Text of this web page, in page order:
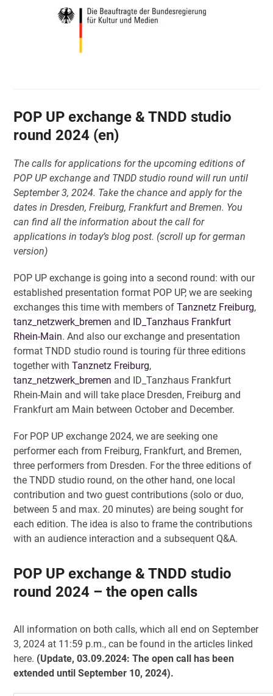
POP UP exchange & TNDD studio
round 2024 (en)
The calls for applications for the upcoming editions of
POP UP exchange and TNDD studio round will run until
September 3, 2024. Take the chance and apply for the
dates in Dresden, Freiburg, Frankfurt and Bremen. You
can find all the information about the call for
applications in today’s blog post. (scroll up for german
version)
POP UP exchange is going into a second round: with our
established presentation format POP UP, we are seeking
exchanges this time with members ofTanznetz Freiburg,
tanz_netzwerk_bremen and ID_Tanzhaus Frankfurt
Rhein-Main. And also our exchange and presentation
format TNDD studio round is touring für three editions
together withTanznetz Freiburg,
tanz_netzwerk_bremen and ID_Tanzhaus Frankfurt
Rhein-Main and will take place Dresden, Freiburg and
Frankfurt am Main between October and December.
For POP UP exchange 2024, we are seeking one
performer each from Freiburg, Frankfurt, and Bremen,
three performers from Dresden. For the three editions of
the TNDD studio round, on the other hand, one local
contribution and two guest contributions (solo or duo,
between 5 and max. 20 minutes) are being sought for
each edition. The idea is also to frame the contributions
with an audience interaction and a subsequent Q&A.
POP UP exchange & TNDD studio
round 2024 – the open calls
All information on both calls, which all end on September
3, 2024 at 11:59 p.m., can be found in the articles linked
here. (Update, 03.09.2024: The open call has been
extended until September 10, 2024).